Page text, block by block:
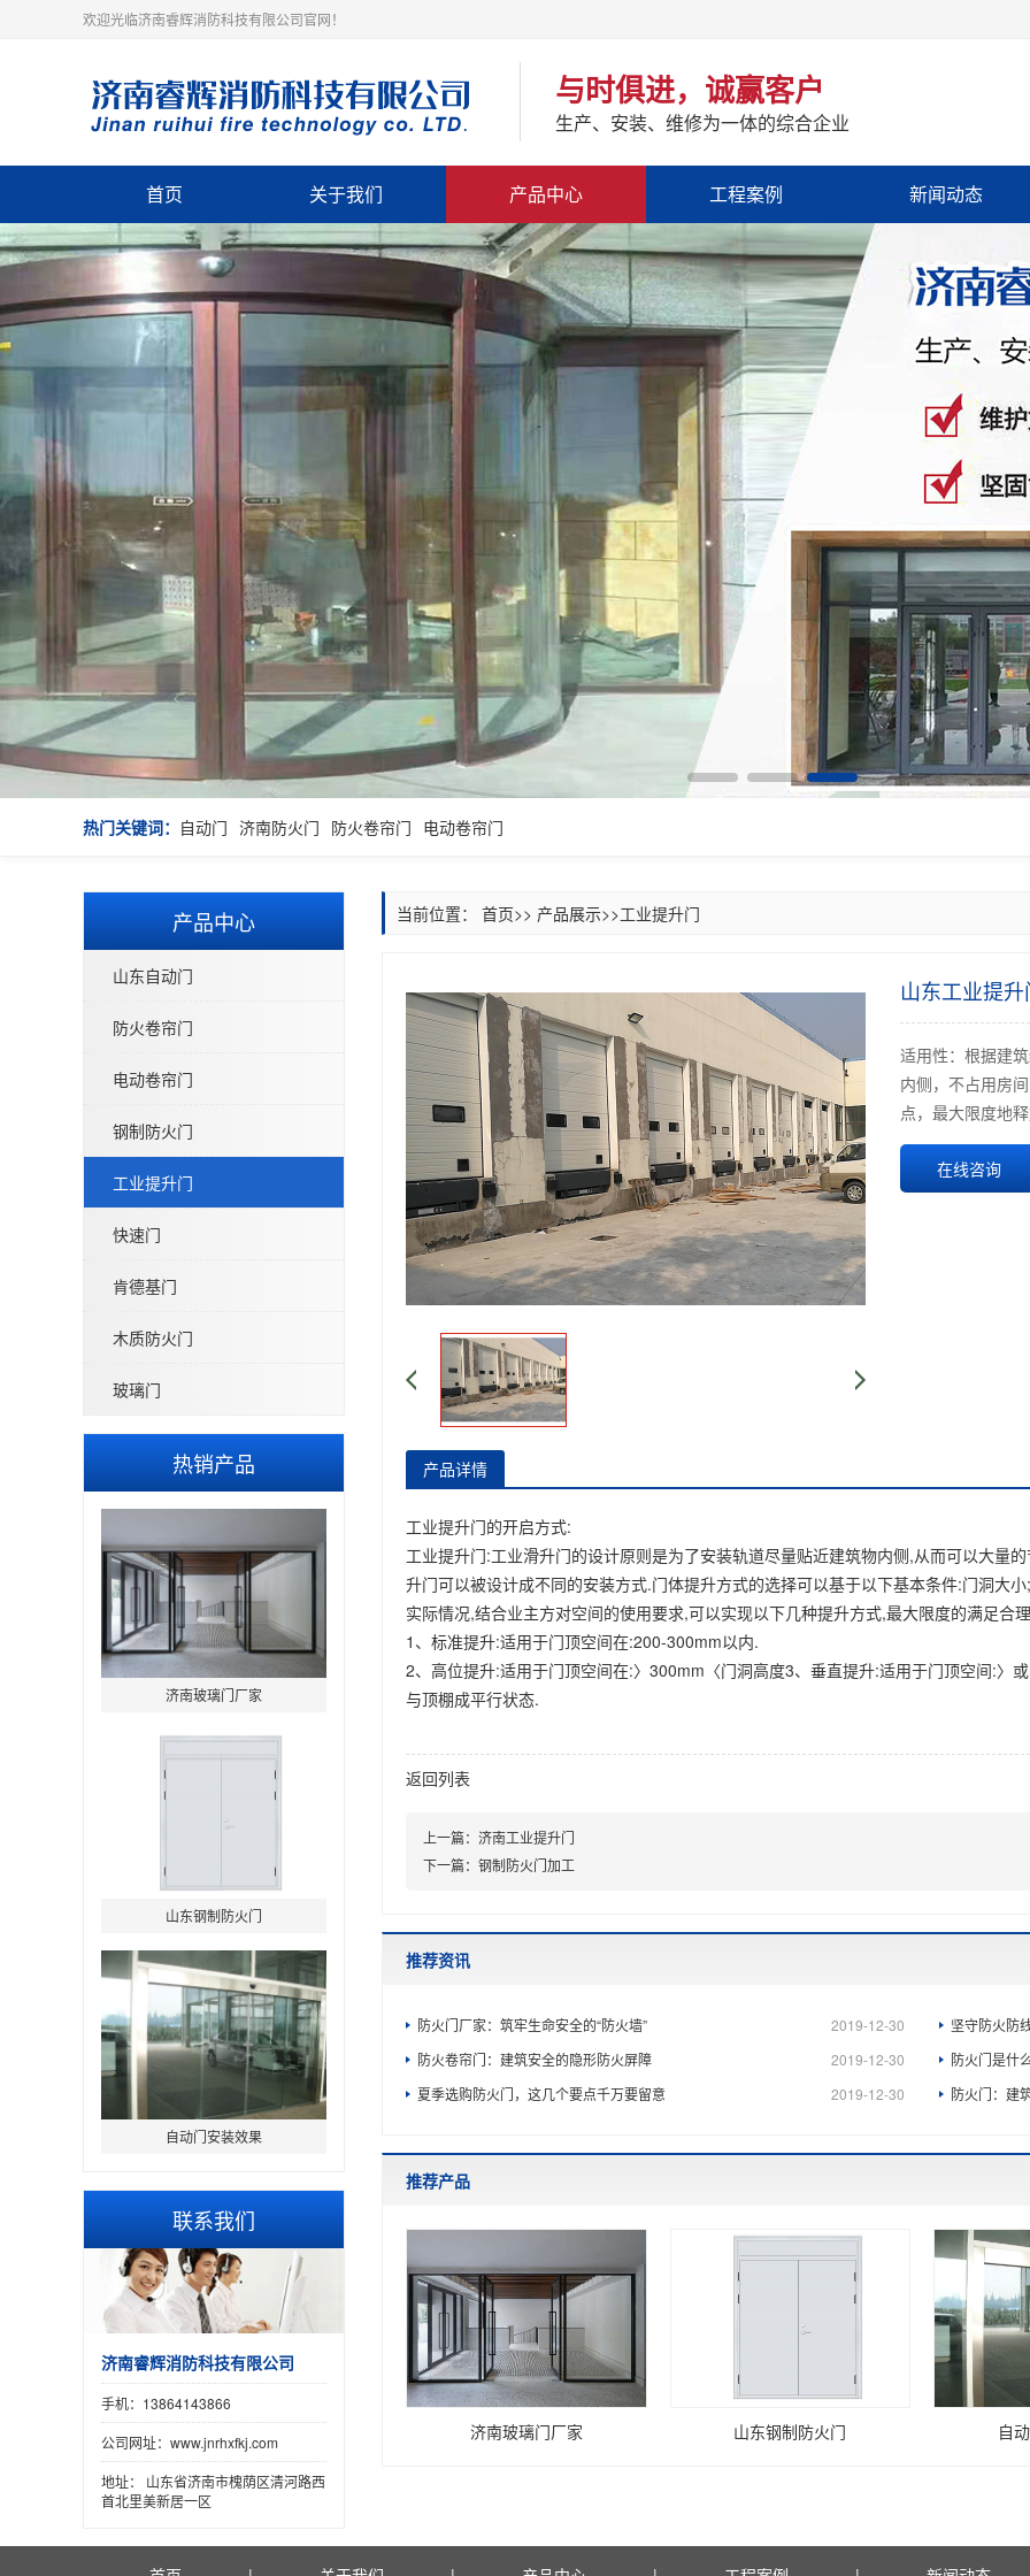
欢迎光临济南睿辉消防科技有限公司官网！
与时俱进，诚赢客户
生产、安装、维修为一体的综合企业
首页 关于我们 产品中心 工程案例 新闻动态
热门关键词： 自动门 济南防火门 防火卷帘门 电动卷帘门
产品中心
山东自动门
防火卷帘门
电动卷帘门
钢制防火门
工业提升门
快速门
肯德基门
木质防火门
玻璃门
热销产品
济南玻璃门厂家
山东钢制防火门
自动门安装效果
联系我们
济南睿辉消防科技有限公司
手机：13864143866
公司网址：www.jnrhxfkj.com
地址： 山东省济南市槐荫区清河路西
首北里美新居一区
当前位置： 首页>> 产品展示>>工业提升门
山东工业提升
适用性：根据建
内侧，不占用房
点，最大限度地
在线咨询
产品详情
工业提升门的开启方式:
工业提升门:工业滑升门的设计原则是为了安装轨道尽量贴近建筑物内侧,从而可以大量
升门可以被设计成不同的安装方式.门体提升方式的选择可以基于以下基本条件:门洞大
实际情况,结合业主方对空间的使用要求,可以实现以下几种提升方式,最大限度的满足合
1、标准提升:适用于门顶空间在:200-300mm以内.
2、高位提升:适用于门顶空间在:〉300mm〈门洞高度3、垂直提升:适用于门顶空间:〉
与顶棚成平行状态.
返回列表
上一篇： 济南工业提升门
下一篇： 钢制防火门加工
推荐资讯
2019-12-30
防火门厂家：筑牢生命安全的“防火墙”
坚守防火防
2019-12-30
防火卷帘门：建筑安全的隐形防火屏障
防火门是什
2019-12-30
夏季选购防火门，这几个要点千万要留意 防火门：建
推荐产品
济南玻璃门厂家 山东钢制防火门 自